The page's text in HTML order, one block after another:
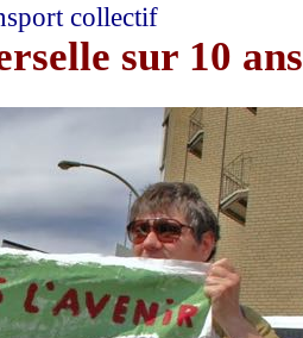
collectif
sur 10 ans